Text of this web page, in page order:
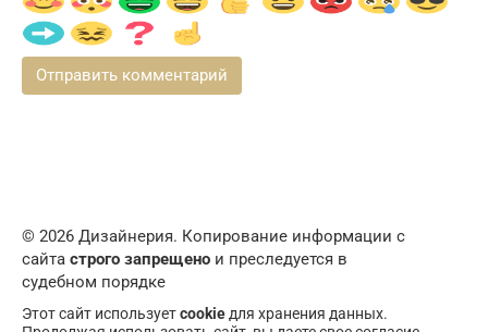
© 2026 Дизайнерия. Копирование информации с
сайта строго запрещено и преследуется в
судебном порядке
Этот сайт используетcookie для хранения данных.